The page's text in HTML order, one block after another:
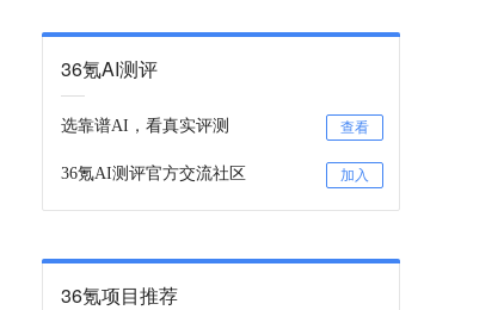
36氪AI测评
选靠谱AI，看真实评测 查看
36氪AI测评官方交流社区 加入
36氪项目推荐